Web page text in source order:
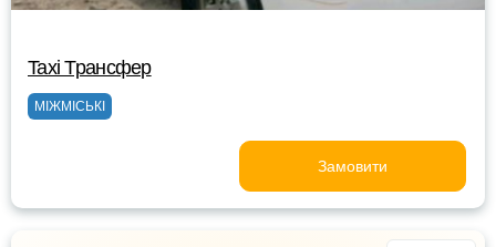
Taxi Трансфер
МІЖМІСЬКІ
Замовити